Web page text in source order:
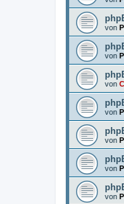
von
von
von
von
von
von
von